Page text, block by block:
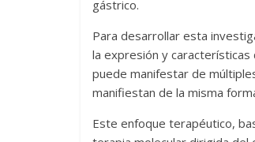
gástrico.
Para desarrollar esta
la expresión y
puede manifestar de
manifiestan de la misma
Este enfoque terapéutico,